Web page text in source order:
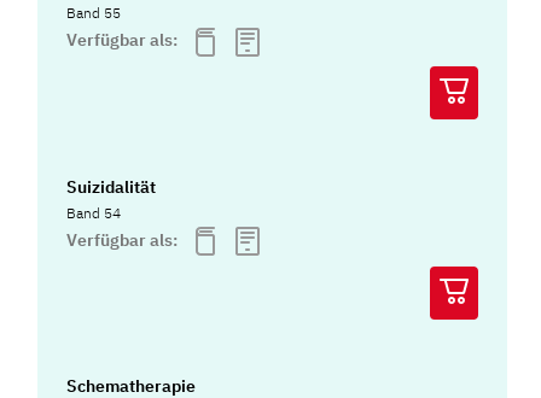
Band 55
Verfügbar als:
Suizidalität
Band 54
Verfügbar als:
Schematherapie